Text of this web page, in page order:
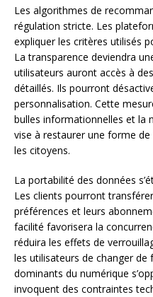
Les algorithmes de
régulation stricte. Les
expliquer les critères utilisés
La transparence deviendra
utilisateurs auront accès à
détaillés. Ils pourront
personnalisation. Cette
bulles informationnelles et la
vise à restaurer une forme
les citoyens.
La portabilité des données
Les clients pourront
préférences et leurs
facilité favorisera la
réduira les effets de
les utilisateurs de changer de
dominants du numérique
invoquent des contraintes